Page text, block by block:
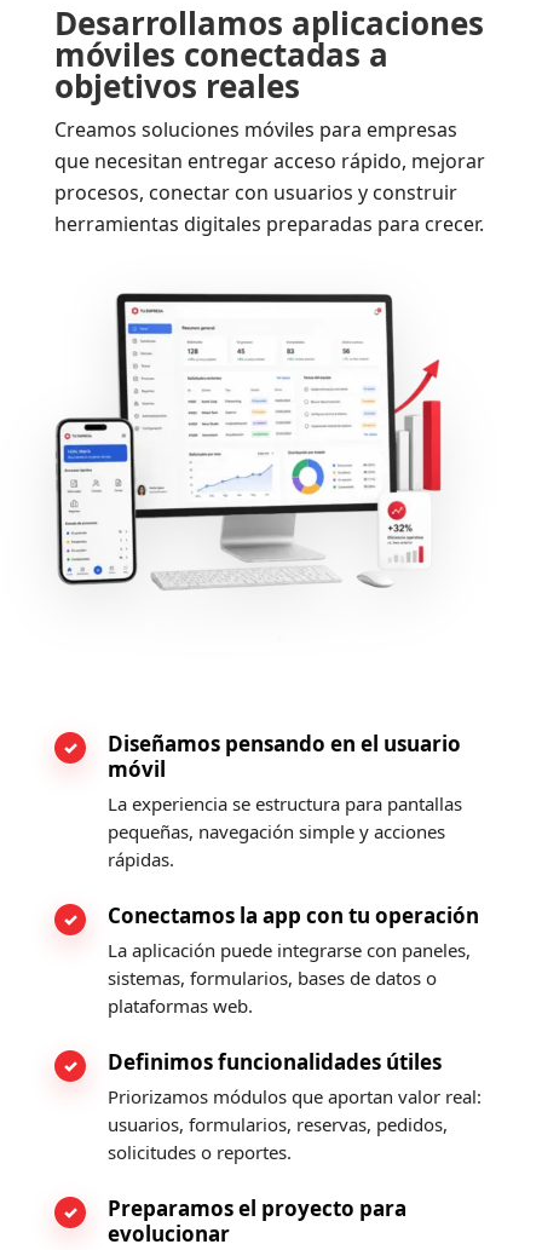
Desarrollamos aplicaciones
móviles conectadas a
objetivos reales
Creamos soluciones móviles para empresas
que necesitan entregar acceso rápido, mejorar
procesos, conectar con usuarios y construir
herramientas digitales preparadas para crecer.
Diseñamos pensando en el usuario
móvil
La experiencia se estructura para pantallas
pequeñas, navegación simple y acciones
rápidas.
Conectamos la app con tu operación
La aplicación puede integrarse con paneles,
sistemas, formularios, bases de datos o
plataformas web.
Definimos funcionalidades útiles
Priorizamos módulos que aportan valor real:
usuarios, formularios, reservas, pedidos,
solicitudes o reportes.
Preparamos el proyecto para
evolucionar